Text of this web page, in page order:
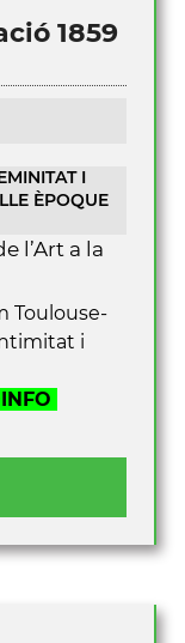
1859
I
ÈPOQUE
l’Art a la
Toulouse-
i